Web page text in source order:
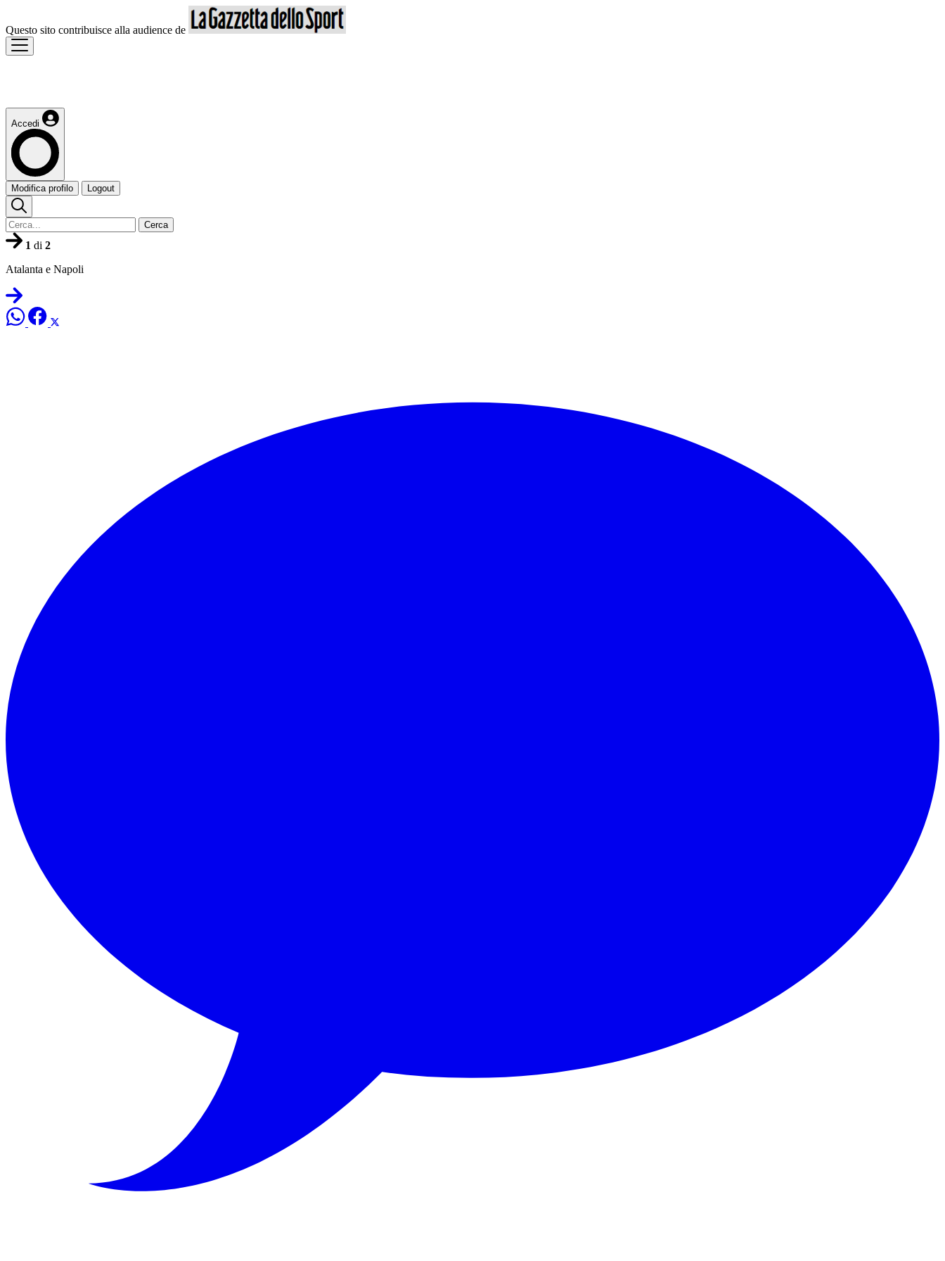
Questo sito contribuisce alla audience de
Accedi
Modifica profilo Logout
Cerca
1 di 2
Atalanta e Napoli